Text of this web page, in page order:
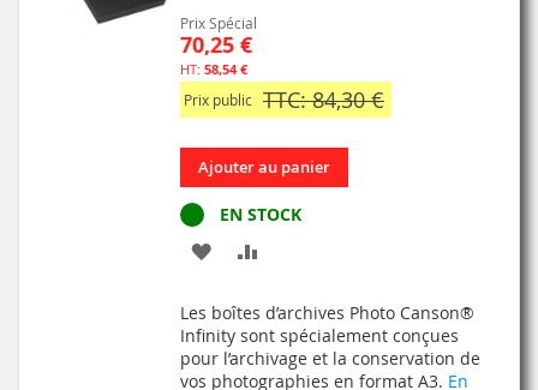
Prix Spécial
70,25 €
58,54 €
Prix public TTC: 84,30 €
Ajouter au panier
EN STOCK
AJOUTER
MA
LISTE
COMPARATEUR
Les boîtes d’archives Photo Canson®
Infinity sont spécialement conçues
pour l’archivage et la conservation de
vos photographies en format A3. En